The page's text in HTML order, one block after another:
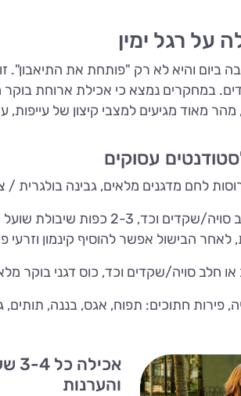
על רגל ימין
ביום והיא לא רק "פותחת את התיאבון".
במחקרים נמצא כי אכילת ארוחת
מהר מאוד מגיעים למצבי קיצון של
עסוקים
דייסת בריאות: כוס חלב או
שקדים וכד, כוס דגני בוקר מלאים (כמו ברנפלקס),
פירות חתוכים: תפוח, אגס, בננה,
והערנות